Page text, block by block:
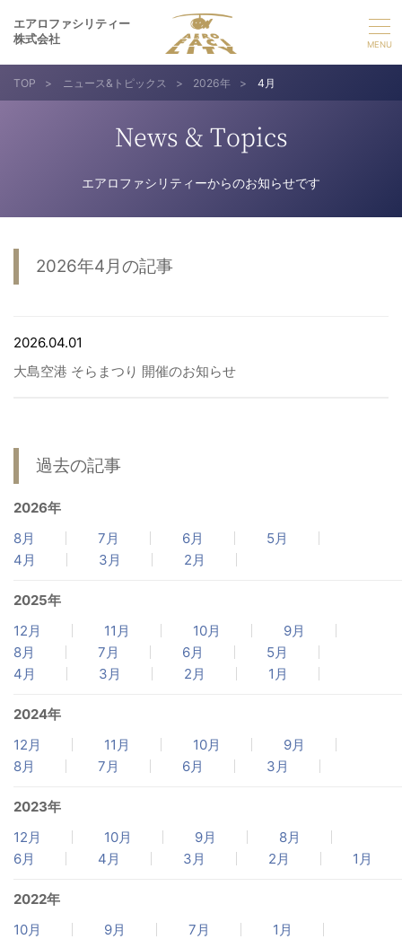
エアロファシリティー
株式会社
選ばれる理由
お問い合わせ
自治体関係者の方
設計及び建築関係者の方
TOP > ニュース&トピックス > 2026年 > 4月
News & Topics
エアロファシリティーからのお知らせです
2026年4月の記事
2026.04.01
大島空港 そらまつり 開催のお知らせ
過去の記事
2026年
8月
7月 6月
5月
4月
3月 2月
2025年
12月
11月 10月
9月
8月
7月 6月
5月
4月
3月 2月 1月
2024年
12月
11月 10月
9月
8月
7月 6月 3月
2023年
12月
10月 9月
8月
6月
4月 3月 2月 1月
2022年
10月
9月 7月 1月